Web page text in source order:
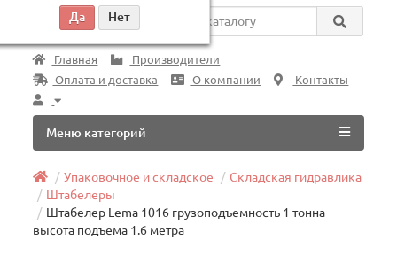
Везде
Главная
Производители
Оплата и доставка
О компании Контакты
Меню категорий
Упаковочное и складское
Складская гидравлика
Штабелеры
Штабелер Lema 1016 грузоподъемность 1 тонна
высота подъема 1.6 метра